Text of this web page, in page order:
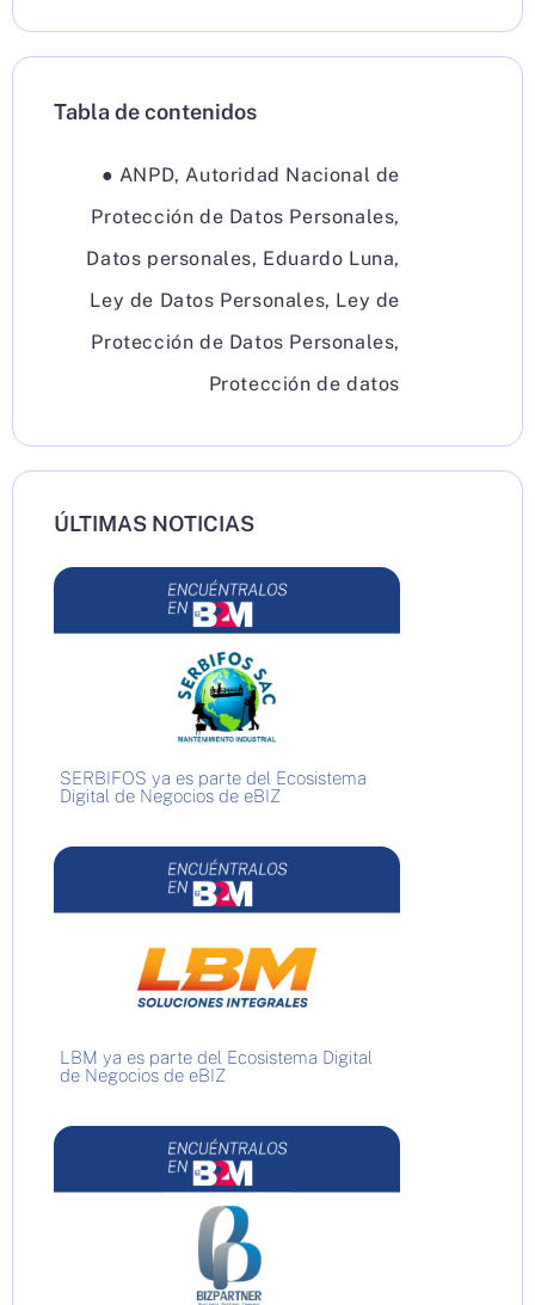
Tabla de contenidos
● ANPD, Autoridad Nacional de
Protección de Datos Personales,
Datos personales, Eduardo Luna,
Ley de Datos Personales, Ley de
Protección de Datos Personales,
Protección de datos
ÚLTIMAS NOTICIAS
SERBIFOS ya es parte del Ecosistema
Digital de Negocios de eBIZ
LBM ya es parte del Ecosistema Digital
de Negocios de eBIZ